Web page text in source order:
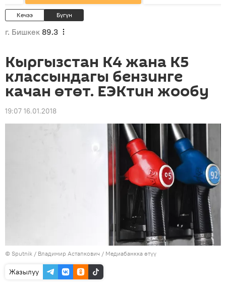
Кечээ Бүгүн
г. Бишкек 89.3
Кыргызстан K4 жана K5
классындагы бензинге
качан өтөт. ЕЭКтин жообу
19:07 16.01.2018
© Sputnik / Владимир Астапкович / Медиабанкка өтүү
Жазылуу